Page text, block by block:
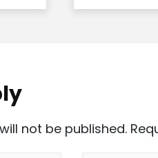
not be published.